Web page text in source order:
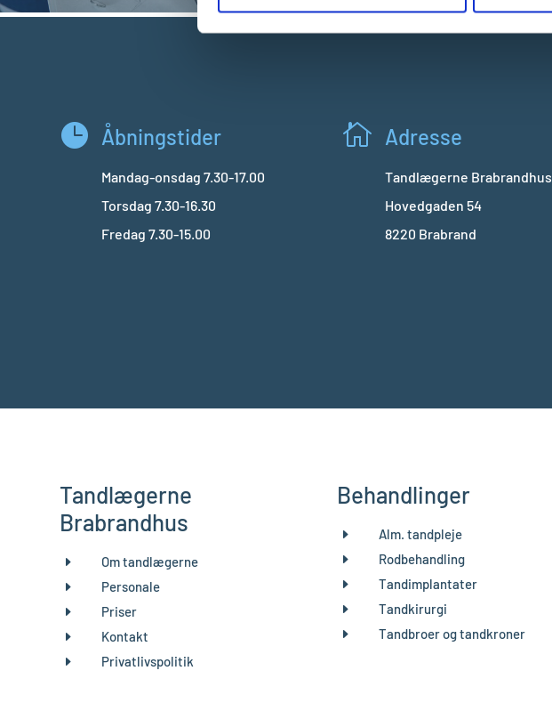
 Åbningstider
Mandag-onsdag 7.30-17.00
Torsdag 7.30-16.30
Fredag 7.30-15.00
 Adresse
Tandlægerne Brabrandhus
Hovedgaden 54
8220 Brabrand
Tandlægerne
Brabrandhus
E
Om tandlægerne
E
Personale
E
Priser
E
Kontakt
E
Privatlivspolitik
Behandlinger
E
Alm. tandpleje
E
Rodbehandling
E
Tandimplantater
E
Tandkirurgi
E
Tandbroer og tandkroner